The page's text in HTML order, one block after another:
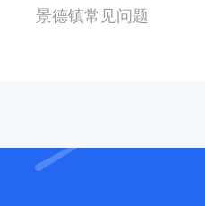
景德镇常见问题